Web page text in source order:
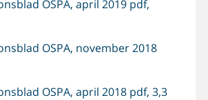
OSPA, april 2019 pdf,
OSPA, november 2018
OSPA, april 2018 pdf, 3,3